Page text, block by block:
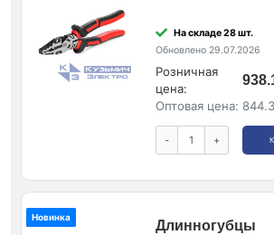
На складе 28 шт.
Обновлено 29.07.2026
Розничная
цена:
Оптовая цена:
- +
Новинка
Длинногубцы